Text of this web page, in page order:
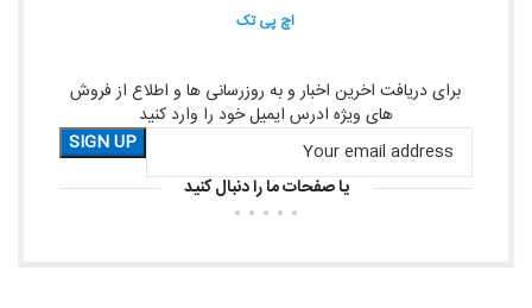
اچ پی تک
برای دریافت اخرین اخبار و به روزرسانی ها و اطلاع از فروش
های ویژه ادرس ایمیل خود را وارد کنید
یا صفحات ما را دنبال کنید